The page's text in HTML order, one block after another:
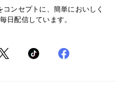
コンセプトに、簡単においしく
日配信しています。